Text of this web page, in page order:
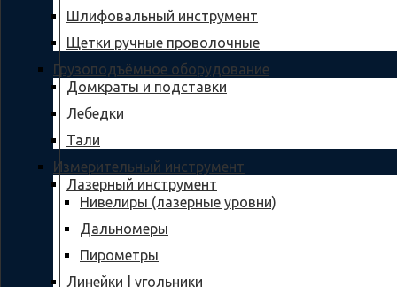
Шлифовальный инструмент
Щетки ручные проволочные
Грузоподъёмное оборудование
Домкраты и подставки
Лебедки
Тали
Измерительный инструмент
Лазерный инструмент
Нивелиры (лазерные уровни)
Дальномеры
Пирометры
Линейки | угольники